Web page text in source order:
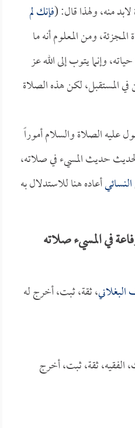
منه، ولهذا قال: (فإنك لم
ومن المعلوم أنه ما
وإنما يتوب إلى الله عز
المستقبل، لكن هذه الصلاة
عليه الصلاة والسلام أموراً
حديث المسيء في صلاته،
النسائيأعاده هنا للاستدلال به
في المسيء صلاته
، ثقة، ثبت، أخرج له
الفقيه، ثقة، ثبت، أخرج